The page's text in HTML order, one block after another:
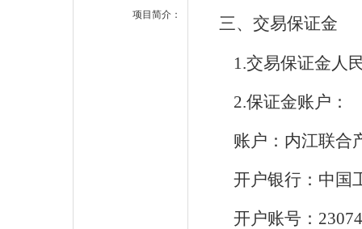
项目简介：
三、交易保证金
1.交易保证金人
2.保证金账户：
账户：内江联合
开户银行：中国
开户账号：